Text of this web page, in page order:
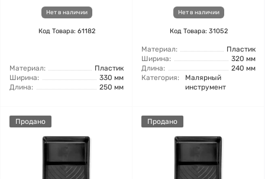
Нет в наличии
Код Товара: 61182
Материал:
Пластик
Ширина:
330 мм
Длина:
250 мм
Нет в наличии
Код Товара: 31052
Материал:
Пластик
Ширина:
320 мм
Длина:
240 мм
Категория:
Малярный
инструмент
Продано Продано